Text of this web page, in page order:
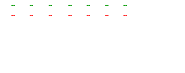
-- -- -- -- -- --
--
-- -- -- -- -- -- --